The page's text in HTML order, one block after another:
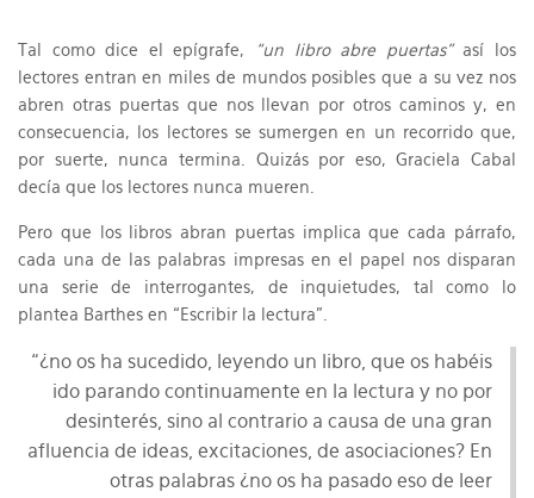
Tal como dice el epígrafe, “un libro abre puertas”así los
lectores entran en miles de mundos posibles que a su vez nos
abren otras puertas que nos llevan por otros caminos y, en
consecuencia, los lectores se sumergen en un recorrido que,
por suerte, nunca termina. Quizás por eso, Graciela Cabal
decía que los lectores nunca mueren.
Pero que los libros abran puertas implica que cada párrafo,
cada una de las palabras impresas en el papel nos disparan
una serie de interrogantes, de inquietudes, tal como lo
plantea Barthes en “Escribir la lectura”.
“¿no os ha sucedido, leyendo un libro, que os habéis
ido parando continuamente en la lectura y no por
desinterés, sino al contrario a causa de una gran
afluencia de ideas, excitaciones, de asociaciones? En
otras palabras ¿no os ha pasado eso de leer